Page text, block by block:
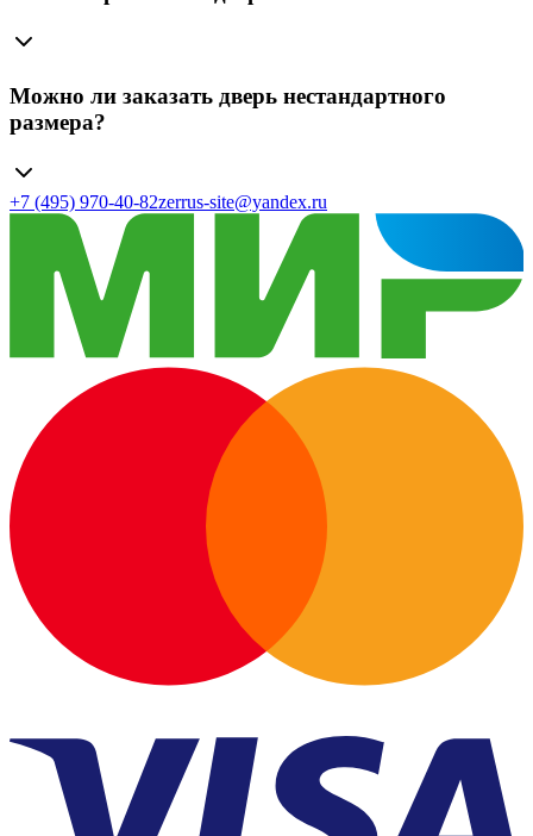
Можно ли заказать дверь нестандартного
размера?
+7 (495) 970-40-82zerrus-site@yandex.ru